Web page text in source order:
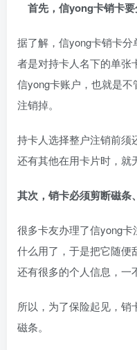
首先，信yong卡销卡
据了解，信yong卡销卡
者是对持卡人名下的单张
信yong卡账户，也就是
注销掉。
持卡人选择整户注销前须
还有其他在用卡片时，就
其次，销卡必须剪断磁条
很多卡友办理了信yong
什么用了，于是把它随便
还有很多的个人信息，一
所以，为了保险起见，
磁条。